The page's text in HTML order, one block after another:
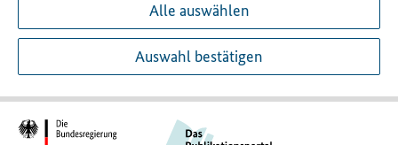
Alle auswählen
Auswahl bestätigen